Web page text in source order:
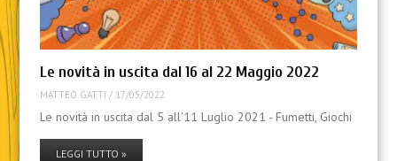
Le novità in uscita dal 16 al 22 Maggio 2022
MATTEO GATTI / 17/05/2022
Le novità in uscita dal 5 all'11 Luglio 2021 - Fumetti, Giochi
LEGGI TUTTO »